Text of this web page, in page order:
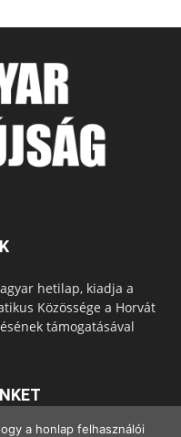
hetilap, kiadja a
Közössége a Horvát
támogatásával
a honlap felhasználói